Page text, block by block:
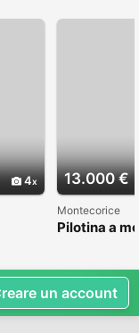
4 13.000 €
Montecorice
Pilotina a
un account